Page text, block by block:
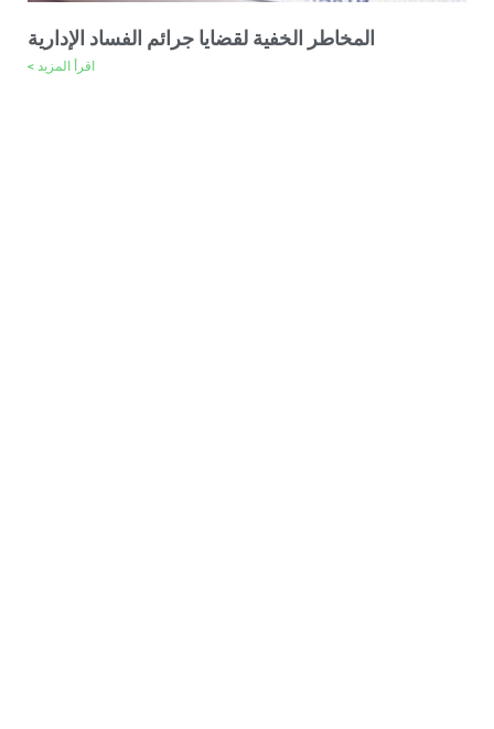
المخاطر الخفية لقضايا جرائم الفساد الإدارية
اقرأ المزيد >